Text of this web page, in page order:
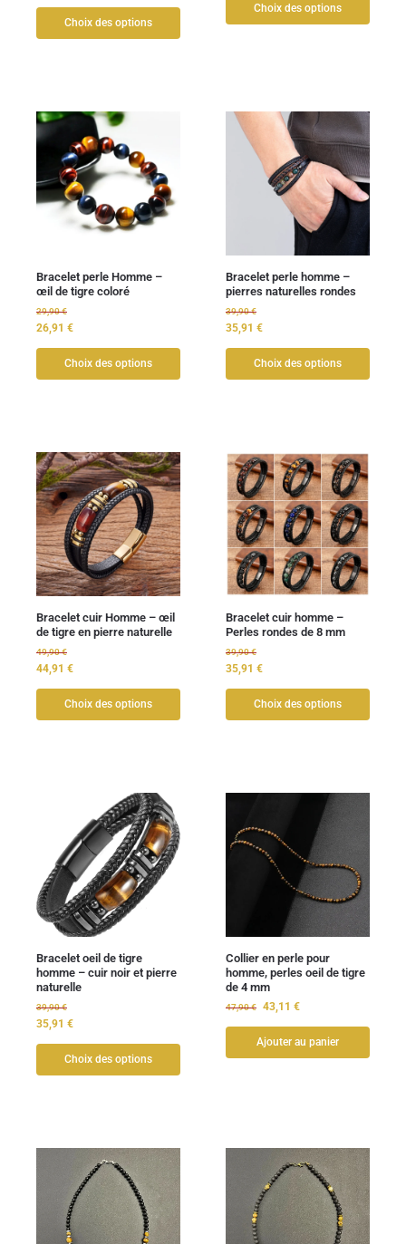
Choix des options
Choix des options
Bracelet perle Homme –
œil de tigre coloré
29,90€
26,91 €
Choix des options
Bracelet perle homme –
pierres naturelles rondes
39,90€
35,91 €
Choix des options
Bracelet cuir Homme – œil
de tigre en pierre naturelle
49,90€
44,91 €
Choix des options
Bracelet cuir homme –
Perles rondes de 8 mm
39,90€
35,91 €
Choix des options
Bracelet oeil de tigre
homme – cuir noir et pierre
naturelle
39,90€
35,91 €
Choix des options
Collier en perle pour
homme, perles oeil de tigre
de 4 mm
47,90€ 43,11 €
Ajouter au panier